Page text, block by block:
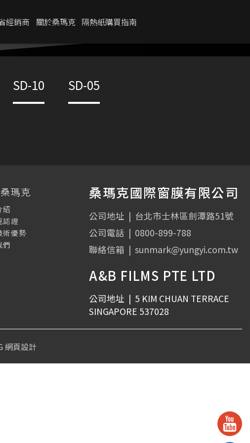
經銷商 關於桑瑪克 隔熱紙購買指南
5%
SD-10 SD-05
桑瑪克國際窗膜有限公司
公司地址 | 台北市士林區劍潭路51號
公司電話 | 0800-899-788
聯絡信箱 | sunmark@yungyi.com.tw
A&B FILMS PTE LTD
公司地址 | 5 KIM CHUAN TERRACE
SINGAPORE 537028
瑪克
紹
認證
術優勢
們
網頁設計